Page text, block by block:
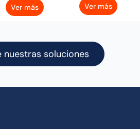
Ver más Ver más
nuestras soluciones